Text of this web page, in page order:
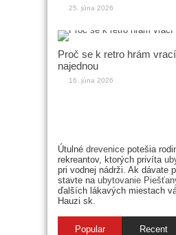
25. júna 2026
Proč se k retro hrám
najednou
16. júna 2026
Útulné drevenice potešia
rekreantov, ktorých privíta
pri vodnej nádrži. Ak dávate
stavte na ubytovanie
ďalších lákavých miestach
Hauzi sk.
Popular Recent